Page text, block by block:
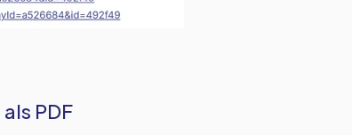
PDF